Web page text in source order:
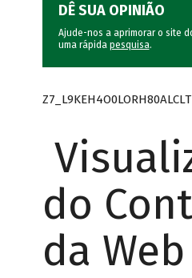
DÊ SUA OPINIÃO
Ajude-nos a aprimorar o site
uma rápida pesquisa.
do
da Web